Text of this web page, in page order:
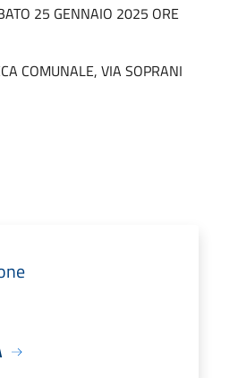
25 GENNAIO 2025 ORE
COMUNALE, VIA SOPRANI